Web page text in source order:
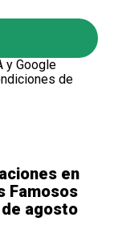
y Google
de
en
Famosos
de agosto